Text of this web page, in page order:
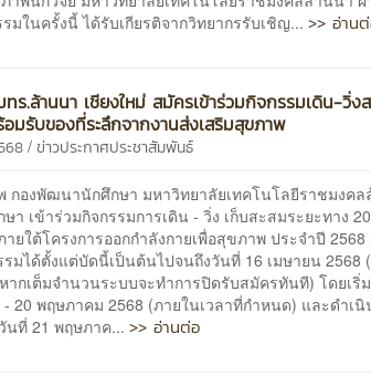
รมในครั้งนี้ ได้รับเกียรติจากวิทยากรรับเชิญ...>> อ่าน
.ล้านนา เชียงใหม่ สมัครเข้าร่วมกิจกรรมเดิน-วิ่งส
มรับของที่ระลึกจากงานส่งเสริมสุขภาพ
/ข่าวประกาศประชาสัมพันธ์
กองพัฒนานักศึกษา มหาวิทยาลัยเทคโนโลยีราชมงค
า เข้าร่วมกิจกรรมการเดิน - วิ่ง เก็บสะสมระยะทาง
ายใต้โครงการออกกำลังกายเพื่อสุขภาพ ประจำปี
รมได้ตั้งแต่บัดนี้เป็นต้นไปจนถึงวันที่ 16 เมษายน 2568
ากเต็มจำนวนระบบจะทำการปิดรับสมัครทันที) โดยเริ่
20 พฤษภาคม 2568 (ภายในเวลาที่กำหนด) และดำเ
นที่ 21 พฤษภาค...>> อ่านต่อ